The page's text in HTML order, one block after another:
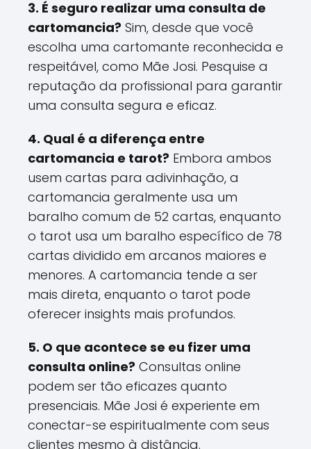
3. É seguro realizar uma consulta de
cartomancia? Sim, desde que você
escolha uma cartomante reconhecida e
respeitável, como Mãe Josi. Pesquise a
reputação da profissional para garantir
uma consulta segura e eficaz.
4. Qual é a diferença entre
cartomancia e tarot? Embora ambos
usem cartas para adivinhação, a
cartomancia geralmente usa um
baralho comum de 52 cartas, enquanto
o tarot usa um baralho específico de 78
cartas dividido em arcanos maiores e
menores. A cartomancia tende a ser
mais direta, enquanto o tarot pode
oferecer insights mais profundos​.
5. O que acontece se eu fizer uma
consulta online? Consultas online
podem ser tão eficazes quanto
presenciais. Mãe Josi é experiente em
conectar-se espiritualmente com seus
clientes mesmo à distância​.